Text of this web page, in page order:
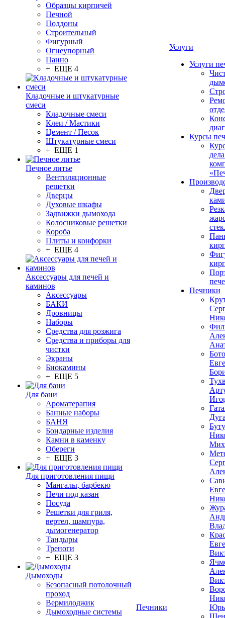
Образцы кирпичей
Печной
Поддоны
Строительный
Фигурный
Огнеупорный
Панно
+ ЕЩЕ 4
Кладочные и штукатурные
смеси
Кладочные смеси
Клеи / Мастики
Цемент / Песок
Штукатурные смеси
+ ЕЩЕ 1
Печное литье
Вентиляционные
решетки
Дверцы
Духовые шкафы
Задвижки дымохода
Колосниковые решетки
Короба
Плиты и конфорки
+ ЕЩЕ 4
Аксессуары для печей и
каминов
Аксессуары
БАКИ
Дровницы
Наборы
Средства для розжига
Средства и приборы для
чистки
Экраны
Биокамины
+ ЕЩЕ 5
Для бани
Ароматерапия
Банные наборы
БАНЯ
Бондарные изделия
Камни в каменку
Обереги
+ ЕЩЕ 3
Для приготовления пищи
Мангалы, барбекю
Печи под казан
Посуда
Решетки для гриля,
вертел, шампура,
дымогенератор
Тандыры
Треноги
+ ЕЩЕ 3
Дымоходы
Безопасный потолочный
проход
Вермилоджик
Дымоходные системы
Печники
Услуги
Услуги
Курсы
Печники